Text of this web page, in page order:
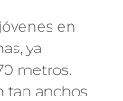
en
ya
metros.
tan anchos